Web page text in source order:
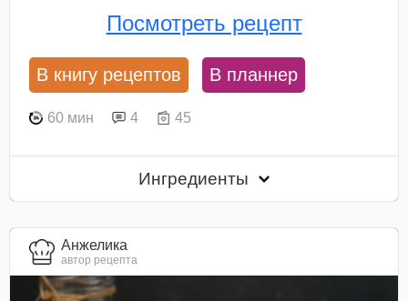
Посмотреть рецепт
В книгу рецептов В планнер
60 мин 4 45
Ингредиенты
Анжелика
автор рецепта